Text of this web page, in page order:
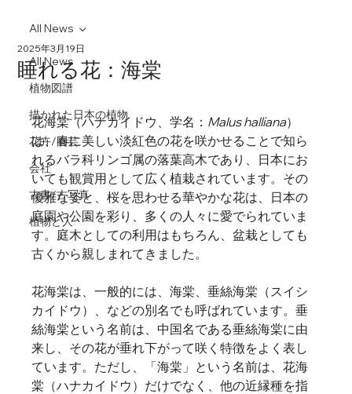
All News
植物図譜
描かれた日本の植物
花卉/園芸
会社
古書/古写真
植物と人
All News
睡れる花：海棠
2025年3月19日
花海棠（ハナカイドウ、学名： Malus halliana）
は、春に美しい淡紅色の花を咲かせることで知ら
れるバラ科リンゴ属の落葉高木であり、日本にお
いても観賞用として広く植栽されています。その
優雅な姿と、桜を思わせる華やかな花は、日本の
庭園や公園を彩り、多くの人々に愛でられていま
す。庭木としての利用はもちろん、盆栽としても
古くから親しまれてきました。
花海棠は、一般的には、海棠、垂絲海棠（スイシ
カイドウ）、などの別名でも呼ばれています。垂
絲海棠という名前は、中国名である垂絲海棠に由
来し、その花が垂れ下がって咲く特徴をよく表し
ています。ただし、「海棠」という名前は、花海
棠（ハナカイドウ）だけでなく、他の近縁種を指